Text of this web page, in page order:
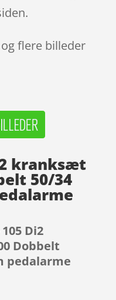
flere billeder
kranksæt
50/34
Di2
Dobbelt
pedalarme